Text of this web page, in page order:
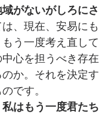
がないがしろに
、現在、安易に
う一度考え直し
心を担うべき存
か。それを決定
です。
私はもう一度君た